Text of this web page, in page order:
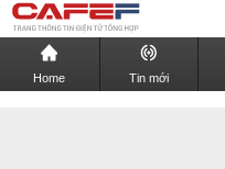
Home Tin mới